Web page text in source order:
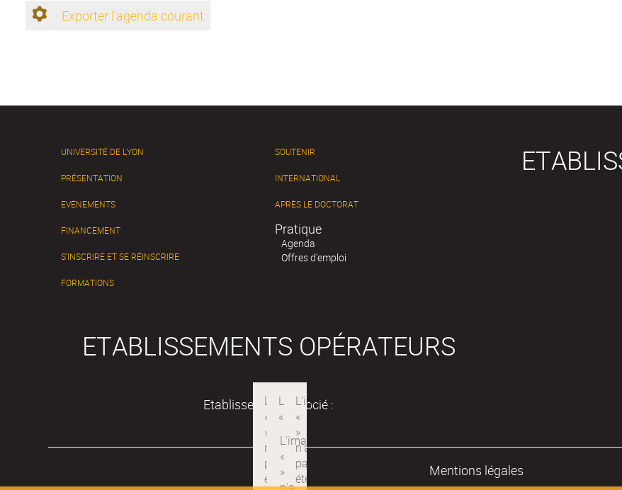
Exporter l'agenda courant
UNIVERSITÉ DE LYON
PRÉSENTATION
EVÉNEMENTS
FINANCEMENT
S’INSCRIRE ET SE RÉINSCRIRE
FORMATIONS
SOUTENIR
INTERNATIONAL
APRÈS LE DOCTORAT
Pratique
Agenda
Offres d'emploi
ETABLISSEMENTS OPÉRATEURS
Etablissement associé :
Mentions légales